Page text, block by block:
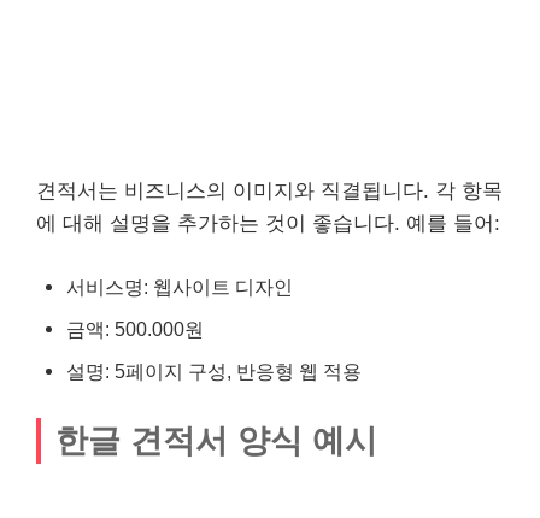
견적서는 비즈니스의 이미지와 직결됩니다. 각 항목
에 대해 설명을 추가하는 것이 좋습니다. 예를 들어:
서비스명: 웹사이트 디자인
금액: 500.000원
설명: 5페이지 구성, 반응형 웹 적용
한글 견적서 양식 예시